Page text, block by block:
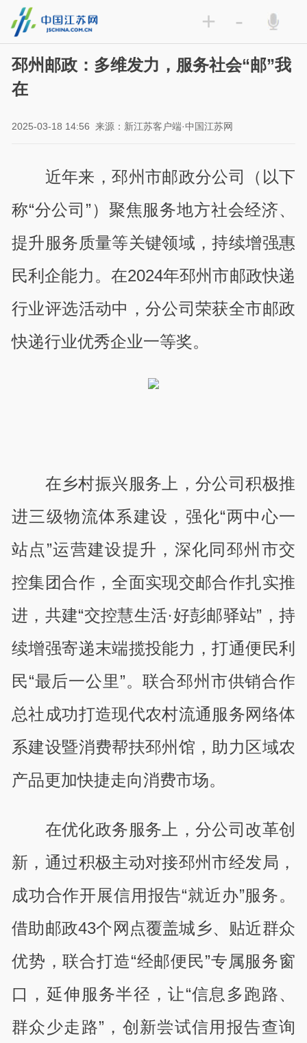
+ -
邳州邮政：多维发力，服务社会“邮”我
在
2025-03-18 14:56 来源：新江苏客户端·中国江苏网
近年来，邳州市邮政分公司（以下
称“分公司”）聚焦服务地方社会经济、
提升服务质量等关键领域，持续增强惠
民利企能力。在2024年邳州市邮政快递
行业评选活动中，分公司荣获全市邮政
快递行业优秀企业一等奖。
在乡村振兴服务上，分公司积极推
进三级物流体系建设，强化“两中心一
站点”运营建设提升，深化同邳州市交
控集团合作，全面实现交邮合作扎实推
进，共建“交控慧生活·好彭邮驿站”，持
续增强寄递末端揽投能力，打通便民利
民“最后一公里”。联合邳州市供销合作
总社成功打造现代农村流通服务网络体
系建设暨消费帮扶邳州馆，助力区域农
产品更加快捷走向消费市场。
在优化政务服务上，分公司改革创
新，通过积极主动对接邳州市经发局，
成功合作开展信用报告“就近办”服务。
借助邮政43个网点覆盖城乡、贴近群众
优势，联合打造“经邮便民”专属服务窗
口，延伸服务半径，让“信息多跑路、
群众少走路”，创新尝试信用报告查询